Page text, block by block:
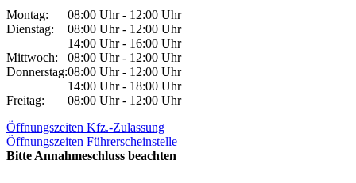
Montag:
08:00 Uhr - 12:00 Uhr
Dienstag:
08:00 Uhr - 12:00 Uhr
14:00 Uhr - 16:00 Uhr
Mittwoch:
08:00 Uhr - 12:00 Uhr
Donnerstag:08:00 Uhr - 12:00 Uhr
14:00 Uhr - 18:00 Uhr
Freitag:
08:00 Uhr - 12:00 Uhr
Öffnungszeiten Kfz.-Zulassung
Öffnungszeiten Führerscheinstelle
Bitte Annahmeschluss beachten